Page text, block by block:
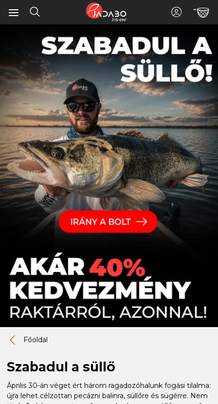
Főoldal
Szabadul a süllő
Április 30-án véget ért három ragadozóhalunk fogási tilalma:
újra lehet célzottan pecázni balinra, süllőre és sügérre. Nem